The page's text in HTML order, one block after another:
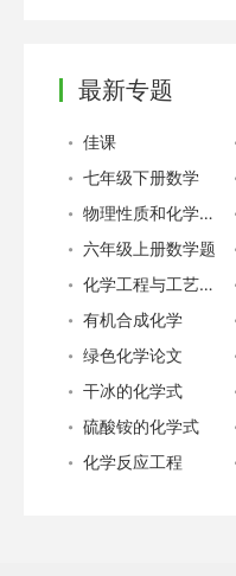
最新专题
佳课
七年级下册数学
物理性质和化学性质
六年级上册数学题
化学工程与工艺专业就业
有机合成化学
绿色化学论文
干冰的化学式
硫酸铵的化学式
化学反应工程